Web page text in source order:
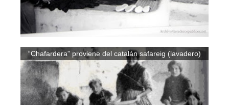
“Chafardera” proviene del catalán safareig (lavadero)